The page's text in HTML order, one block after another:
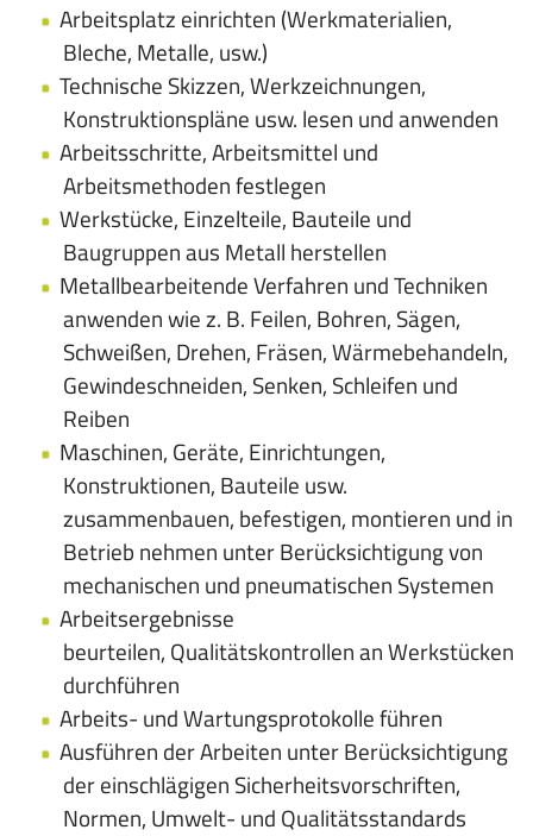
Arbeitsplatz einrichten (Werkmaterialien,
Bleche, Metalle, usw.)
Technische Skizzen, Werkzeichnungen,
Konstruktionspläne usw. lesen und anwenden
Arbeitsschritte, Arbeitsmittel und
Arbeitsmethoden festlegen
Werkstücke, Einzelteile, Bauteile und
Baugruppen aus Metall herstellen
Metallbearbeitende Verfahren und Techniken
anwenden wie z. B. Feilen, Bohren, Sägen,
Schweißen, Drehen, Fräsen, Wärmebehandeln,
Gewindeschneiden, Senken, Schleifen und
Reiben
Maschinen, Geräte, Einrichtungen,
Konstruktionen, Bauteile usw.
zusammenbauen, befestigen, montieren und in
Betrieb nehmen unter Berücksichtigung von
mechanischen und pneumatischen Systemen
Arbeitsergebnisse
beurteilen, Qualitätskontrollen an Werkstücken
durchführen
Arbeits- und Wartungsprotokolle führen
Ausführen der Arbeiten unter Berücksichtigung
der einschlägigen Sicherheitsvorschriften,
Normen, Umwelt- und Qualitätsstandards